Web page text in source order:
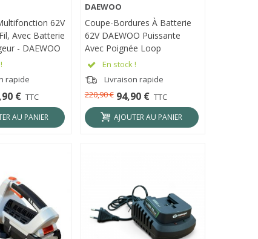
62V
Avec Batterie
- DAEWOO
rapide
€ TTC
AU PANIER
APERÇU RAPIDE
DAEWOO
Coupe-Bordures À Batterie
62V DAEWOO Puissante
Avec Poignée Loop
DALST62BL-16D
En stock !
Livraison rapide
94,90 € TTC
220,90 €
AJOUTER AU PANIER